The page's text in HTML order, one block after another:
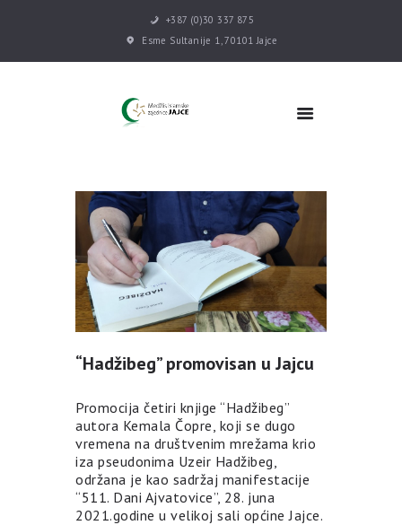
+387 (0)30 337 875
Esme Sultanije 1, 70101 Jajce
POČETNA
DŽEMATI
MEKTEB
ASOCIJACIJE
USLUGE
MULTIMEDIJA
KONTAKT
DONACIJE
“Hadžibeg” promovisan u Jajcu
Promocija četiri knjige “Hadžibeg”
autora Kemala Čopre, koji se dugo
vremena na društvenim mrežama krio
iza pseudonima Uzeir Hadžibeg,
održana je kao sadržaj manifestacije
“511. Dani Ajvatovice”, 28. juna
2021.godine u velikoj sali općine Jajce.